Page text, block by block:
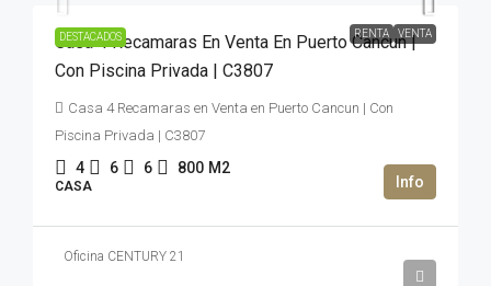
DESTACADOS RENTA VENTA
Casa 4 Recamaras En Venta En Puerto Cancun |
Con Piscina Privada | C3807
Casa 4 Recamaras en Venta en Puerto Cancun | Con
Piscina Privada | C3807
4 6 6 800 M2
CASA
Oficina CENTURY 21